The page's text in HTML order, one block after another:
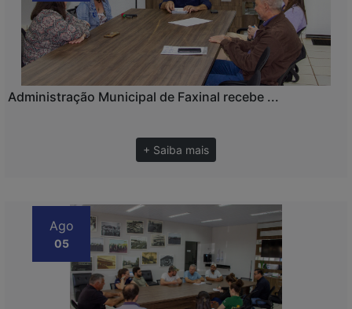
Administração Municipal de Faxinal recebe ...
+ Saiba mais
Ago
05